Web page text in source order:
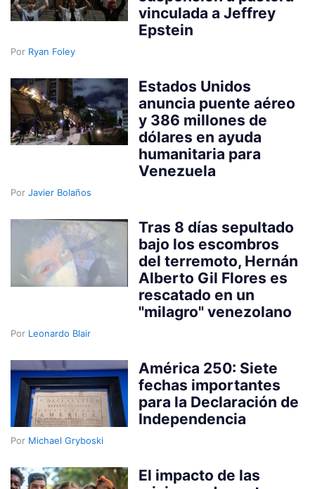
vinculada a Jeffrey
Epstein
Por Ryan Foley
Estados Unidos
anuncia puente aéreo
y 386 millones de
dólares en ayuda
humanitaria para
Venezuela
Por Javier Bolaños
Tras 8 días sepultado
bajo los escombros
del terremoto, Hernán
Alberto Gil Flores es
rescatado en un
"milagro" venezolano
Por Leonardo Blair
América 250: Siete
fechas importantes
para la Declaración de
Independencia
Por Michael Gryboski
El impacto de las